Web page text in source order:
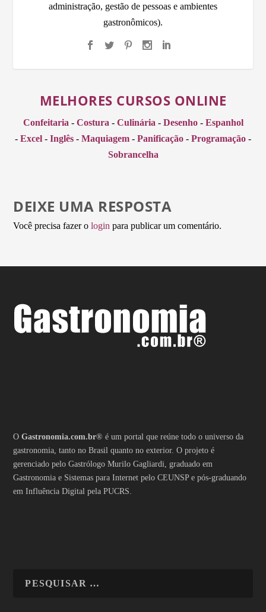
administração, gestão de pessoas e ambientes
gastronômicos).
MELHORES CURSOS ONLINE
Confeitaria - Costura - Culinária - Desenho- Espanhol
- Excel - Inglês - Maquiagem - Panificação - Programação -
Sobrancelha
DEIXE UMA RESPOSTA
Você precisa fazer ologin para publicar um comentário.
OGastronomia.com.br® é um portal que reúne todo o universo da
gastronomia, tanto no Brasil quanto no exterior. O projeto é
gerenciado pelo Gastrólogo Murilo Gagliardi, graduado em
Gastronomia e Sistemas para Internet pelo CEUNSP e pós-graduando
em Influência Digital pela PUCRS.